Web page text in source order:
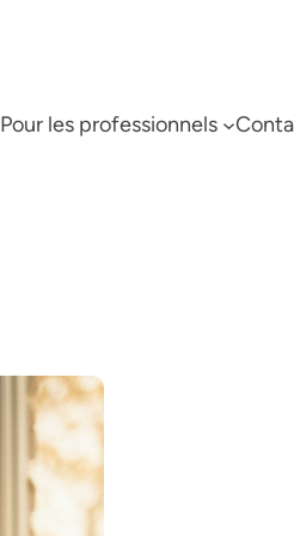
Pour les professionnels